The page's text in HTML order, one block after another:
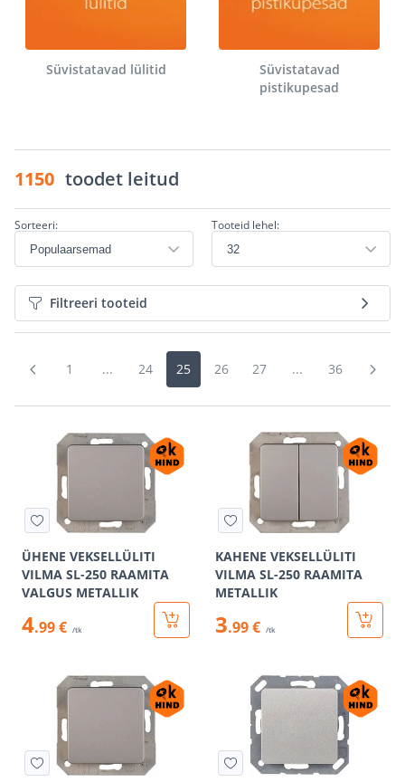
Süvistatavad lülitid
Süvistatavad
pistikupesad
1150 toodet leitud
Sorteeri: Tooteid lehel:
Filtreeri tooteid
1 ... 24 25 26 27 ... 36
ÜHENE VEKSELLÜLITI
VILMA SL-250 RAAMITA
VALGUS METALLIK
4.99 € /tk
KAHENE VEKSELLÜLITI
VILMA SL-250 RAAMITA
METALLIK
3.99 € /tk